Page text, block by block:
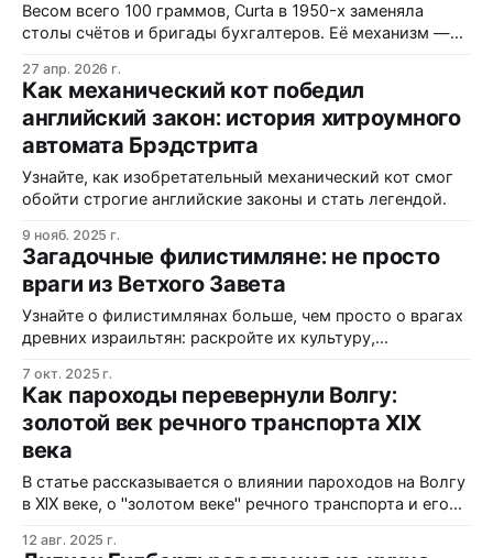
Весом всего 100 граммов, Curta в 1950-х заменяла
столы счётов и бригады бухгалтеров. Её механизм —
позволял умножать числа двумя поворотами рукоятки.
Но когда электронные калькуляторы подешевели до
сотни долларов, Curta стала реликтом эпохи, где
точност…
27 апр. 2026 г.
Как механический кот победил
английский закон: история хитроумного
автомата Брэдстрита
Узнайте, как изобретательный механический кот смог
обойти строгие английские законы и стать легендой.
9 нояб. 2025 г.
Загадочные филистимляне: не просто
враги из Ветхого Завета
Узнайте о филистимлянах больше, чем просто о врагах
древних израильтян: раскройте их культуру,
7 окт. 2025 г.
Как пароходы перевернули Волгу:
золотой век речного транспорта XIX
века
В статье рассказывается о влиянии пароходов на Волгу
в XIX веке, о "золотом веке" речного транспорта и его
12 авг. 2025 г.